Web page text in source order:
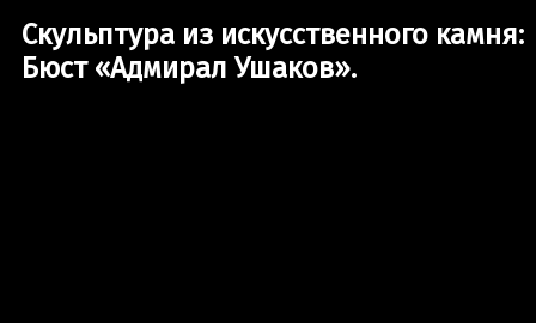
Скульптура из искусственного камня:
Бюст «Адмирал Ушаков».